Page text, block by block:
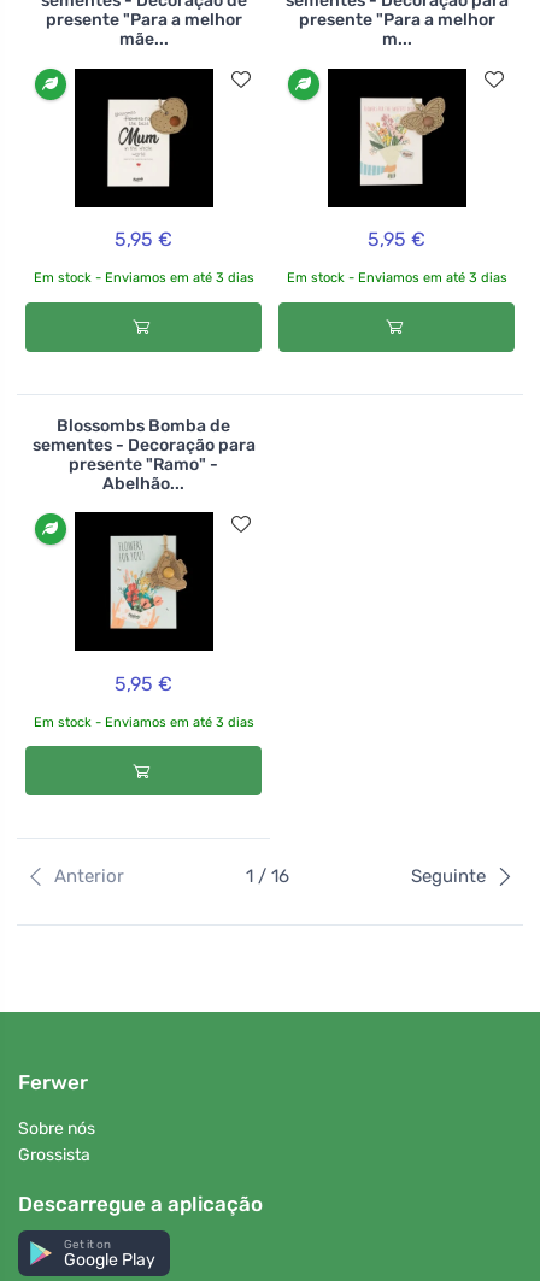
presente "Para a melhor
mãe...
5,95 €
Em stock - Enviamos em até 3 dias
presente "Para a melhor
m...
5,95 €
Em stock - Enviamos em até 3 dias
Blossombs Bomba de
sementes - Decoração para
presente "Ramo" -
Abelhão...
5,95 €
Em stock - Enviamos em até 3 dias
Anterior 1 / 16 Seguinte
Ferwer
Sobre nós
Grossista
Descarregue a aplicação
Get it on
Google Play